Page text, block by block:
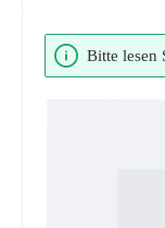
Bildergalerie
Bitte lesen